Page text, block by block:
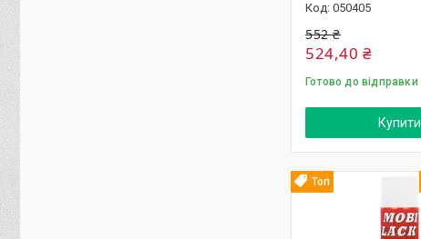
050405
552 ₴
524,40 ₴
Готово до відправки
Купити
Топ